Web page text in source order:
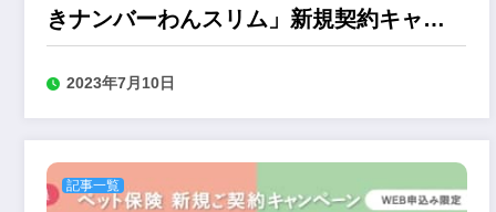
きナンバーわんスリム」新規契約キャン
ペーン
2023年7月10日
記事一覧